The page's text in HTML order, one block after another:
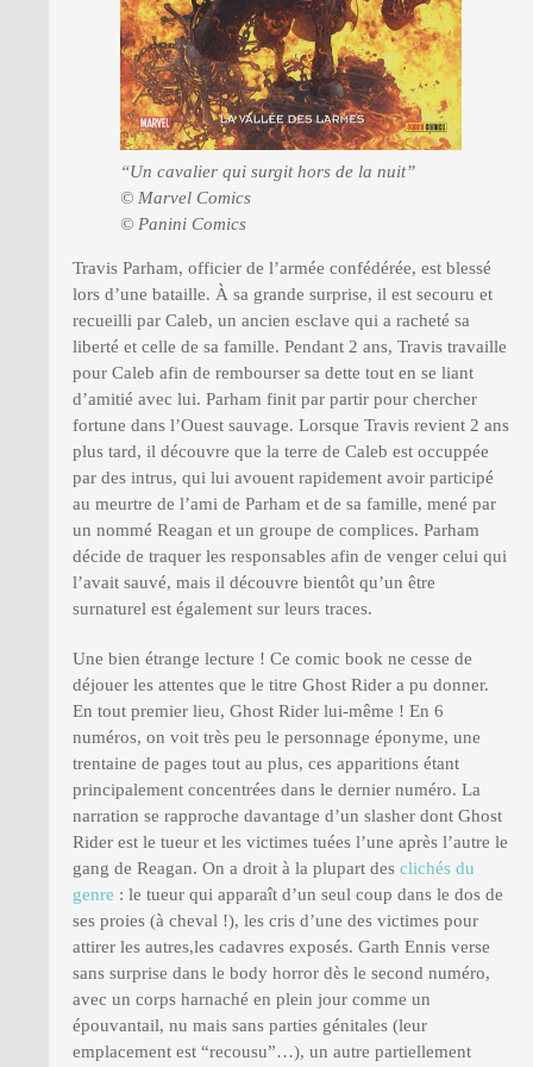
“Un cavalier qui surgit hors de la nuit”
© Marvel Comics
© Panini Comics
Travis Parham, officier de l’armée confédérée, est blessé
lors d’une bataille. À sa grande surprise, il est secouru et
recueilli par Caleb, un ancien esclave qui a racheté sa
liberté et celle de sa famille. Pendant 2 ans, Travis travaille
pour Caleb afin de rembourser sa dette tout en se liant
d’amitié avec lui. Parham finit par partir pour chercher
fortune dans l’Ouest sauvage. Lorsque Travis revient 2 ans
plus tard, il découvre que la terre de Caleb est occuppée
par des intrus, qui lui avouent rapidement avoir participé
au meurtre de l’ami de Parham et de sa famille, mené par
un nommé Reagan et un groupe de complices. Parham
décide de traquer les responsables afin de venger celui qui
l’avait sauvé, mais il découvre bientôt qu’un être
surnaturel est également sur leurs traces.
Une bien étrange lecture ! Ce comic book ne cesse de
déjouer les attentes que le titre Ghost Rider a pu donner.
En tout premier lieu, Ghost Rider lui-même ! En 6
numéros, on voit très peu le personnage éponyme, une
trentaine de pages tout au plus, ces apparitions étant
principalement concentrées dans le dernier numéro. La
narration se rapproche davantage d’un slasher dont Ghost
Rider est le tueur et les victimes tuées l’une après l’autre le
gang de Reagan. On a droit à la plupart des clichés du
genre : le tueur qui apparaît d’un seul coup dans le dos de
ses proies (à cheval !), les cris d’une des victimes pour
attirer les autres,les cadavres exposés. Garth Ennis verse
sans surprise dans le body horror dès le second numéro,
avec un corps harnaché en plein jour comme un
épouvantail, nu mais sans parties génitales (leur
emplacement est “recousu”…), un autre partiellement